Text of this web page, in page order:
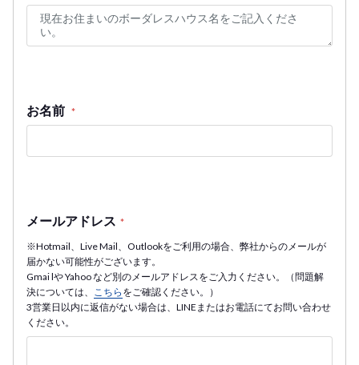
お名前 *
メールアドレス *
※Hotmail、Live Mail、Outlookをご利用の場合、弊社からのメールが
届かない可能性がございます。
Gmai lや Yahoo など別のメールアドレスをご入力ください。（問題解
決については、
こちら をご確認ください。）
3営業日以内に返信がない場合は、LINEまたはお電話にてお問い合わせ
ください。